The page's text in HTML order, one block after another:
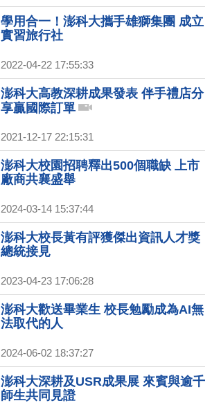
學用合一！澎科大攜手雄獅集團 成立
實習旅行社
2022-04-22 17:55:33
澎科大高教深耕成果發表 伴手禮店分
享贏國際訂單
2021-12-17 22:15:31
澎科大校園招聘釋出500個職缺 上市
廠商共襄盛舉
2024-03-14 15:37:44
澎科大校長黃有評獲傑出資訊人才獎
總統接見
2023-04-23 17:06:28
澎科大歡送畢業生 校長勉勵成為AI無
法取代的人
2024-06-02 18:37:27
澎科大深耕及USR成果展 來賓與逾千
師生共同見證